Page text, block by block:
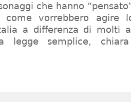
che hanno
come vorrebbero agire
a differenza di molti
legge semplice,